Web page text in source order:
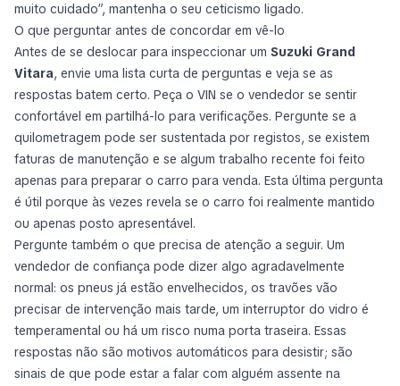
muito cuidado”, mantenha o seu ceticismo ligado.
O que perguntar antes de concordar em vê-lo
Antes de se deslocar para inspeccionar um Suzuki Grand
Vitara, envie uma lista curta de perguntas e veja se as
respostas batem certo. Peça o VIN se o vendedor se sentir
confortável em partilhá-lo para verificações. Pergunte se a
quilometragem pode ser sustentada por registos, se existem
faturas de manutenção e se algum trabalho recente foi feito
apenas para preparar o carro para venda. Esta última pergunta
é útil porque às vezes revela se o carro foi realmente mantido
ou apenas posto apresentável.
Pergunte também o que precisa de atenção a seguir. Um
vendedor de confiança pode dizer algo agradavelmente
normal: os pneus já estão envelhecidos, os travões vão
precisar de intervenção mais tarde, um interruptor do vidro é
temperamental ou há um risco numa porta traseira. Essas
respostas não são motivos automáticos para desistir; são
sinais de que pode estar a falar com alguém assente na